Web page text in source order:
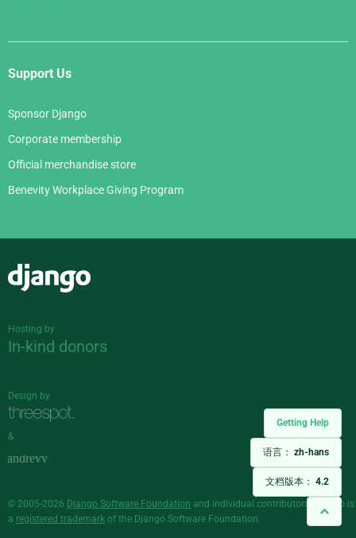
Getting Help
语言： zh-hans
文档版本： 4.2
Support Us
Sponsor Django
Corporate membership
Official merchandise store
Benevity Workplace Giving Program
Hosting by
In-kind donors
Design by
&
© 2005-2026 Django Software Foundation and individual contributors. Django is
a registered trademark of the Django Software Foundation.